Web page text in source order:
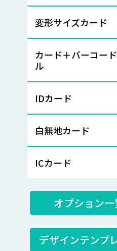
変形サイズカード
カード＋バーコー
ル
IDカード
白無地カード
ICカード
オプション
デザインテンプ